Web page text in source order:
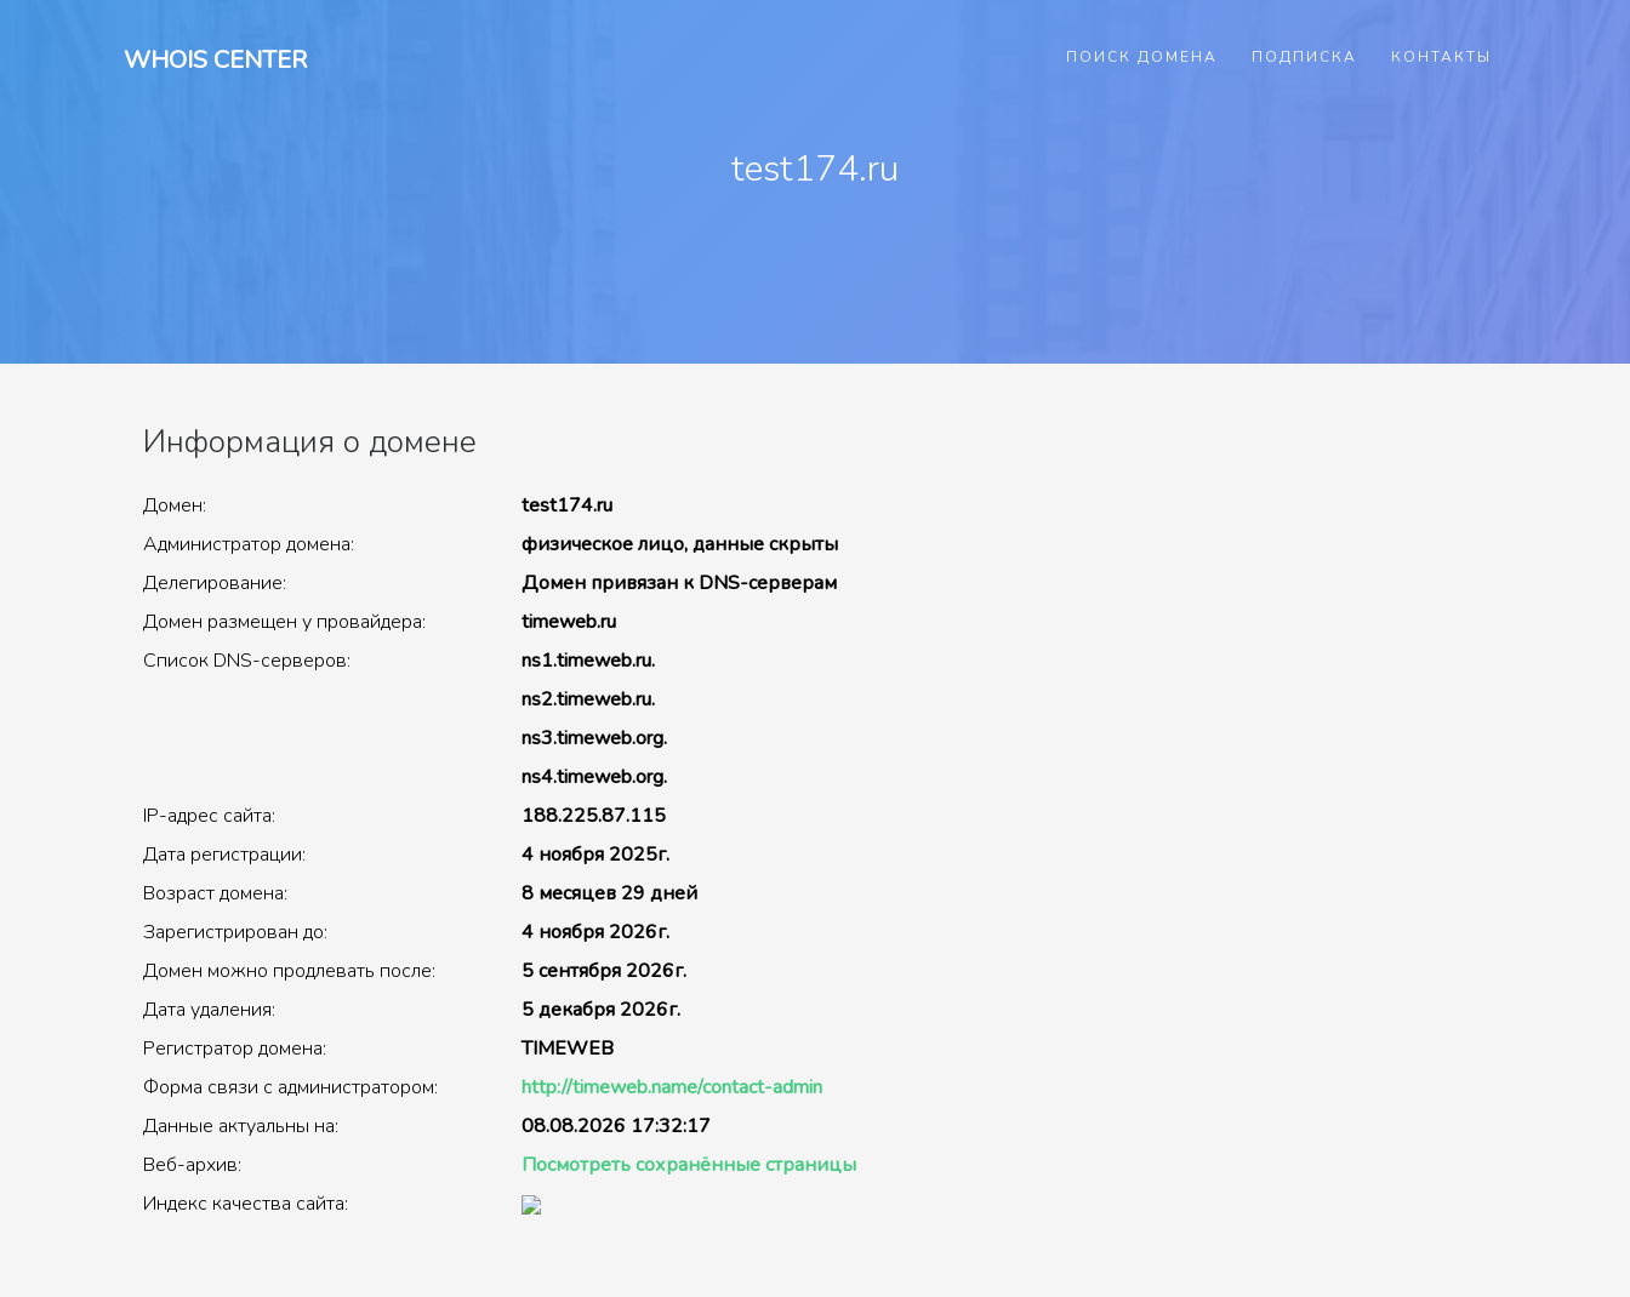
WHOIS CENTER ПОИСК ДОМЕНА ПОДПИСКА КОНТАКТЫ
test174.ru
Информация о домене
Домен:
test174.ru
Администратор домена:
физическое лицо, данные скрыты
Делегирование:
Домен привязан к DNS-серверам
Домен размещен у провайдера:
timeweb.ru
Список DNS-серверов:
ns1.timeweb.ru.
ns2.timeweb.ru.
ns3.timeweb.org.
ns4.timeweb.org.
IP-адрес сайта:
188.225.87.115
Дата регистрации:
4 ноября 2025г.
Возраст домена:
8 месяцев 29 дней
Зарегистрирован до:
4 ноября 2026г.
Домен можно продлевать после:
5 сентября 2026г.
Дата удаления:
5 декабря 2026г.
Регистратор домена:
TIMEWEB
Форма связи с администратором:
http://timeweb.name/contact-admin
Данные актуальны на:
08.08.2026 17:32:17
Веб-архив:
Посмотреть сохранённые страницы
Индекс качества сайта: